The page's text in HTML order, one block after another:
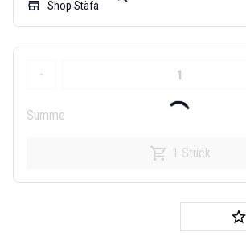
store Shop Stäfa
-
Summe
1 Stück